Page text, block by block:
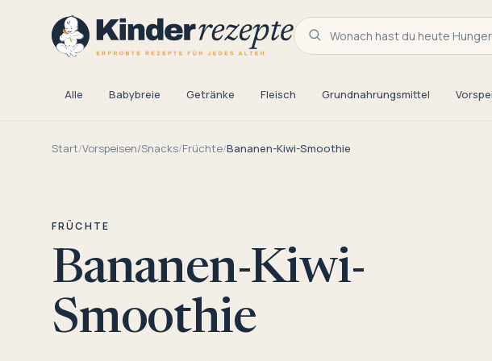
Wonach hast du heute
Alle Babybreie Getränke Fleisch Grundnahrungsmittel
Start/Vorspeisen/Snacks/Früchte/Bananen-Kiwi-Smoothie
FRÜCHTE
Bananen-Kiwi-
Smoothie